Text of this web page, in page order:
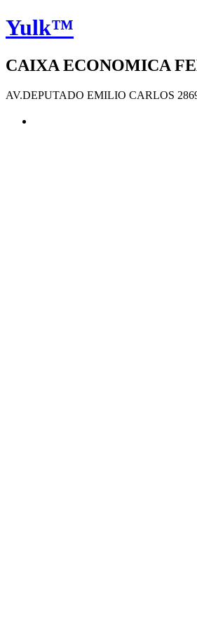
Yulk™
CAIXA ECONOMICA
AV.DEPUTADO EMILIO CARLOS